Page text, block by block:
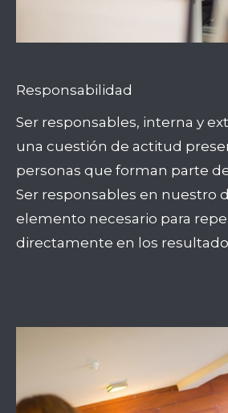
Responsabilidad
Ser responsables, interna y
una cuestión de actitud
personas que forman parte
Ser responsables en nuestro
elemento necesario para
directamente en los